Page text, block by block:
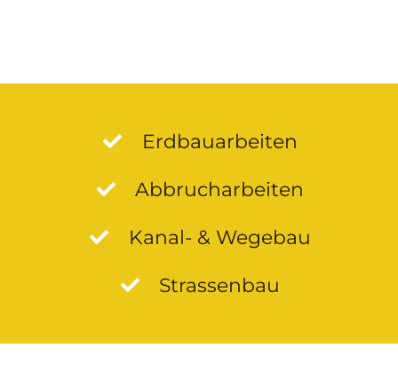
Erdbauarbeiten
Abbrucharbeiten
Kanal- & Wegebau
Strassenbau